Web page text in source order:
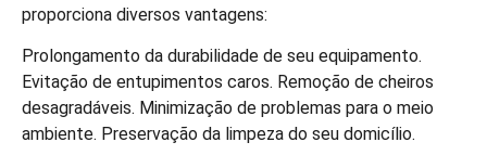
proporciona diversos vantagens:
Prolongamento da durabilidade de seu equipamento.
Evitação de entupimentos caros. Remoção de cheiros
desagradáveis. Minimização de problemas para o meio
ambiente. Preservação da limpeza do seu domicílio.